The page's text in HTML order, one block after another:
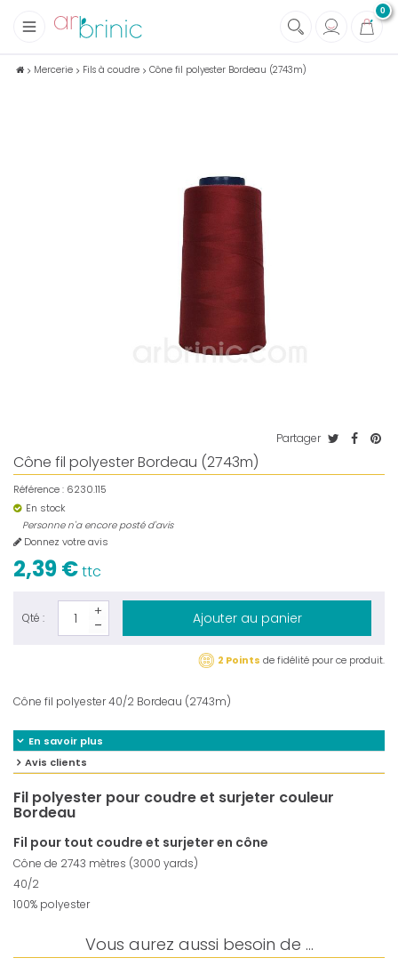
0
Tissus
Mercerie Fils à coudre Cône fil polyester Bordeau (2743m)
Partager
Cône fil polyester Bordeau (2743m)
Référence : 6230.115
En stock
Personne n'a encore posté d'avis
Donnez votre avis
2,39 €ttc
Qté : Ajouter au panier
2 Points de fidélité pour ce produit.
Cône fil polyester 40/2 Bordeau (2743m)
En savoir plus
Avis clients
Fil polyester pour coudre et surjeter couleur
Bordeau
Fil pour tout coudre et surjeter en cône
Cône de 2743 mètres (3000 yards)
40/2
100% polyester
Vous aurez aussi besoin de ...